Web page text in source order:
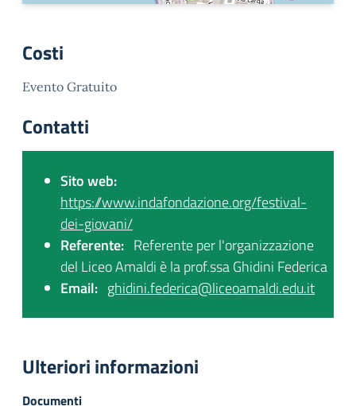
Costi
Evento Gratuito
Contatti
Sito web:
https://www.indafondazione.org/festival-
dei-giovani/
Referente: Referente per l'organizzazione
del Liceo Amaldi è la prof.ssa Ghidini Federica
Email: ghidini.federica@liceoamaldi.edu.it
Ulteriori informazioni
Documenti